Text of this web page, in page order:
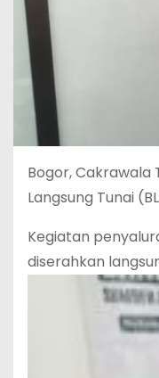
Bogor, Cakrawala
Langsung Tunai
Kegiatan
diserahkan